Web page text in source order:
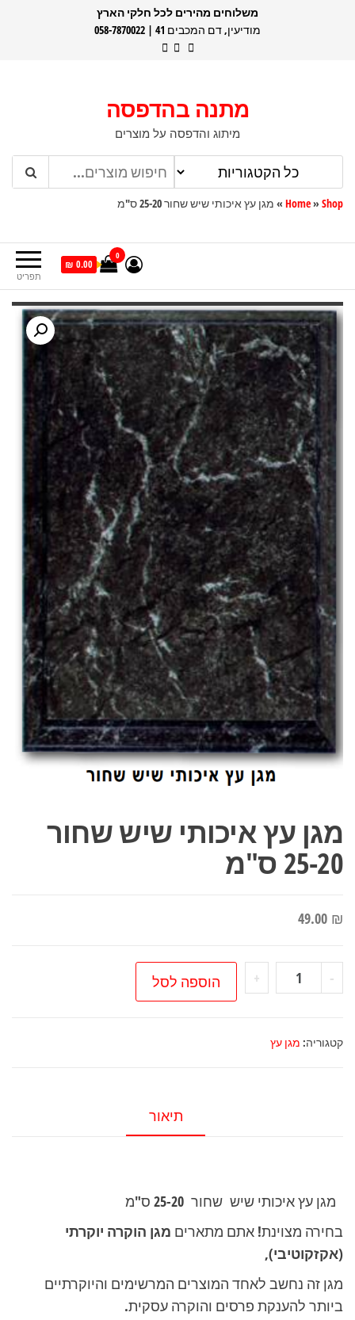
משלוחים מהירים לכל חלקי הארץ
מודיעין, דם המכבים 41 | 058-7870022
מתנה בהדפסה
מיתוג והדפסה על מוצרים
Home» Shop
» מגן עץ איכותי שיש שחור 25-20 ס"מ
תפריט
0
0.00 ₪
מגן עץ איכותי שיש שחור
25-20 ס"מ
49.00 ₪
-
כמות
של
עץ
+ הוספה לסל
קטגוריה: מגן עץ
תיאור
מגן עץ איכותי שיש שחור 25-20 ס"מ
בחירה מצוינת! אתם מתארים מגן הוקרה יוקרתי
(אקזקוטיבי),
מגן זה נחשב לאחד המוצרים המרשימים והיוקרתיים
ביותר להענקת פרסים והוקרה עסקית.